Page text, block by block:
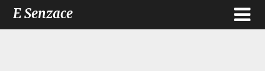
E Senzace